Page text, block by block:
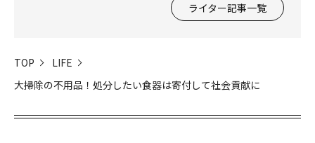
ライター記事一覧
TOP
LIFE
大掃除の不用品！処分したい食器は寄付して社会貢献に